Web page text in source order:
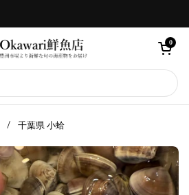
カートを
0
/ 千葉県 小蛤